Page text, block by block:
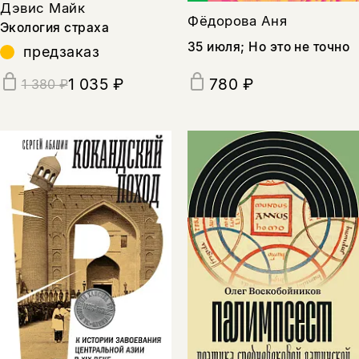
Дэвис Майк
Экология страха
предзаказ
1 380 ₽1 035 ₽
Фёдорова Аня
35 июля; Но это не точно
780 ₽